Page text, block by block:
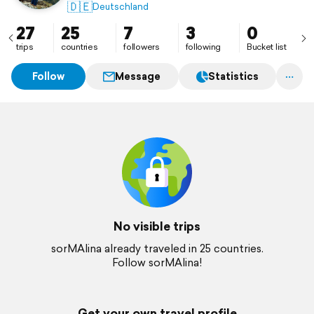
🇩🇪Deutschland
27
trips
25
countries
7
followers
3
following
0
Bucket list
Follow Message Statistics
No visible trips
sorMAlina already traveled in 25 countries.
Follow sorMAlina!